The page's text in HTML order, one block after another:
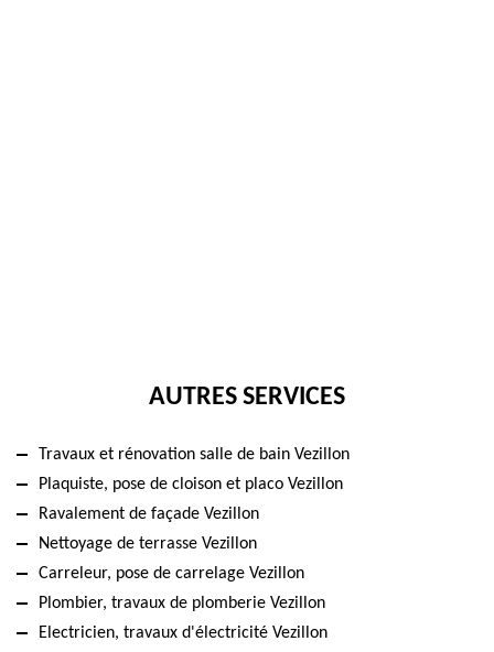
AUTRES SERVICES
Travaux et rénovation salle de bain Vezillon
Plaquiste, pose de cloison et placo Vezillon
Ravalement de façade Vezillon
Nettoyage de terrasse Vezillon
Carreleur, pose de carrelage Vezillon
Plombier, travaux de plomberie Vezillon
Electricien, travaux d'électricité Vezillon